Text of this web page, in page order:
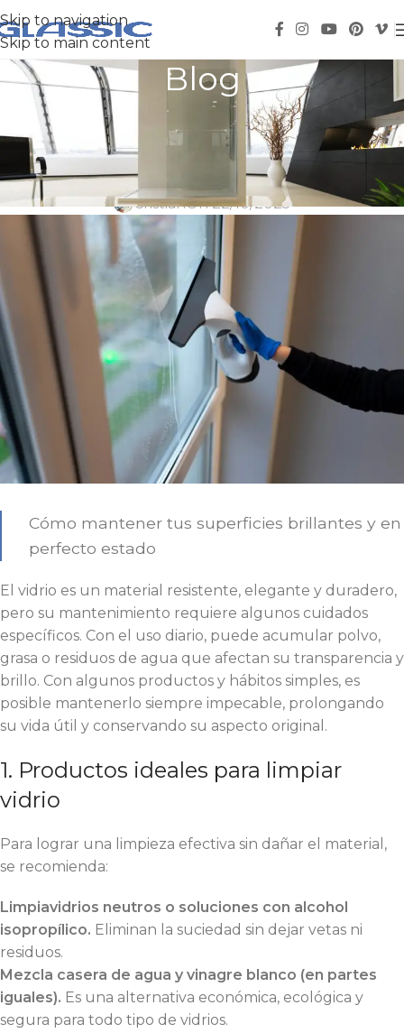
Skip to navigation
Skip to main content
Blog
Productos recomendados para
el cuidado del vidrio
CristianOn 22/10/2025
Cómo mantener tus superficies brillantes y en
perfecto estado
El vidrio es un material resistente, elegante y duradero,
pero su mantenimiento requiere algunos cuidados
específicos. Con el uso diario, puede acumular polvo,
grasa o residuos de agua que afectan su transparencia y
brillo. Con algunos productos y hábitos simples, es
posible mantenerlo siempre impecable, prolongando
su vida útil y conservando su aspecto original.
1. Productos ideales para limpiar
vidrio
Para lograr una limpieza efectiva sin dañar el material,
se recomienda:
Limpiavidrios neutros o soluciones con alcohol
isopropílico. Eliminan la suciedad sin dejar vetas ni
residuos.
Mezcla casera de agua y vinagre blanco (en partes
iguales). Es una alternativa económica, ecológica y
segura para todo tipo de vidrios.